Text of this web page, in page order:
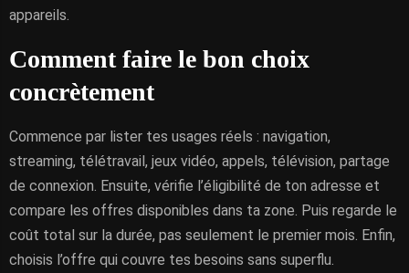
appareils.
Comment faire le bon choix
concrètement
Commence par lister tes usages réels : navigation,
streaming, télétravail, jeux vidéo, appels, télévision, partage
de connexion. Ensuite, vérifie l’éligibilité de ton adresse et
compare les offres disponibles dans ta zone. Puis regarde le
coût total sur la durée, pas seulement le premier mois. Enfin,
choisis l’offre qui couvre tes besoins sans superflu.